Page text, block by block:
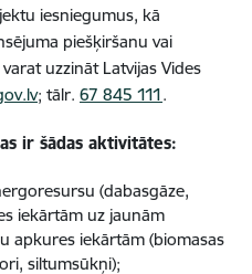
iesniegumus, kā
piešķiršanu vai
uzzināt Latvijas Vides
; tālr. 67 845 111.
ir šādas aktivitātes:
(dabasgāze,
iekārtām uz jaunām
apkures iekārtām (biomasas
siltumsūkņi);